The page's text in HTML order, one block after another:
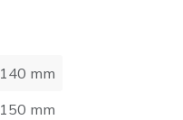
140 mm
150 mm